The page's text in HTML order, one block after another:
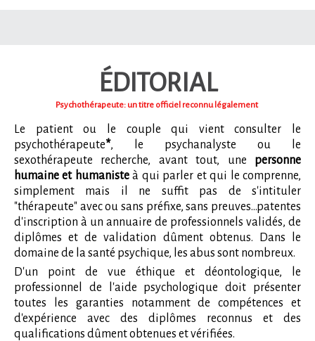
ÉDITORIAL
Psychothérapeute: un titre officiel reconnu légalement
Le patient ou le couple qui vient consulter le
psychothérapeute*, le psychanalyste ou le
sexothérapeute recherche, avant tout, une personne
humaine et humanisteà qui parler et qui le comprenne,
simplement mais il ne suffit pas de s'intituler
"thérapeute" avec ou sans préfixe, sans preuves...patentes
d'inscription à un annuaire de professionnels validés, de
diplômes et de validation dûment obtenus. Dans le
domaine de la santé psychique, les abus sont nombreux.
D'un point de vue éthique et déontologique, le
professionnel de l'aide psychologique doit présenter
toutes les garanties notamment de compétences et
d'expérience avec des diplômes reconnus et des
qualifications dûment obtenues et vérifiées.